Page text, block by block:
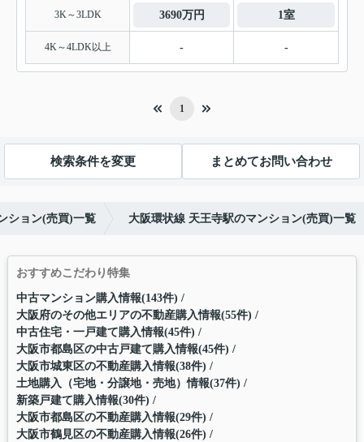
3K～3LDK 3690万円 1室
4K～4LDK以上 - -
1
検索条件を変更 まとめてお問い合わせ
ション(売買)一覧 大阪環状線 天王寺駅のマンション(売買)一覧
おすすめこだわり特集
中古マンション購入情報(143件)
大阪府のその他エリアの不動産購入情報(55件)
中古住宅・一戸建て購入情報(45件)
大阪市都島区の中古戸建て購入情報(45件)
大阪市城東区の不動産購入情報(38件)
土地購入（宅地・分譲地・売地）情報(37件)
新築戸建て購入情報(30件)
大阪市都島区の不動産購入情報(29件)
大阪市鶴見区の不動産購入情報(26件)